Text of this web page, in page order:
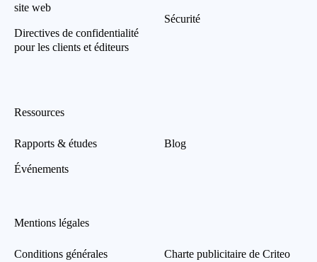
site web
Directives de confidentialité
pour les clients et éditeurs
Sécurité
Ressources
Rapports & études
Événements
Blog
Mentions légales
Conditions générales Charte publicitaire de Criteo